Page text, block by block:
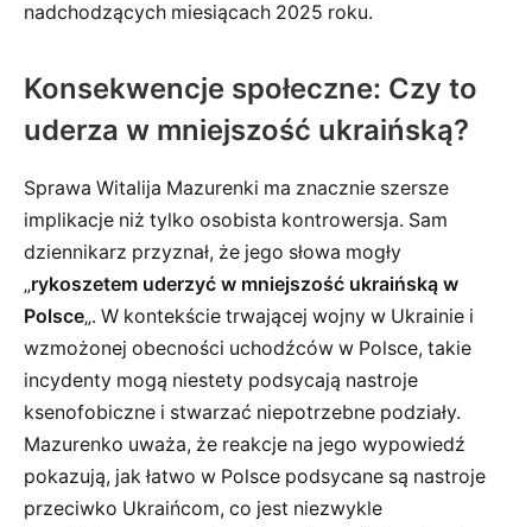
nadchodzących miesiącach 2025 roku.
Konsekwencje społeczne: Czy to
uderza w mniejszość ukraińską?
Sprawa Witalija Mazurenki ma znacznie szersze
implikacje niż tylko osobista kontrowersja. Sam
dziennikarz przyznał, że jego słowa mogły
„rykoszetem uderzyć w mniejszość ukraińską w
Polsce„. W kontekście trwającej wojny w Ukrainie i
wzmożonej obecności uchodźców w Polsce, takie
incydenty mogą niestety podsycają nastroje
ksenofobiczne i stwarzać niepotrzebne podziały.
Mazurenko uważa, że reakcje na jego wypowiedź
pokazują, jak łatwo w Polsce podsycane są nastroje
przeciwko Ukraińcom, co jest niezwykle